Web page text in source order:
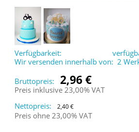
Verfügbarkeit:
Wir versenden innerhalb von: 2
Bruttopreis:
2,96 €
Preis inklusive 23,00% VAT
Nettopreis:
2,40 €
Preis ohne 23,00% VAT